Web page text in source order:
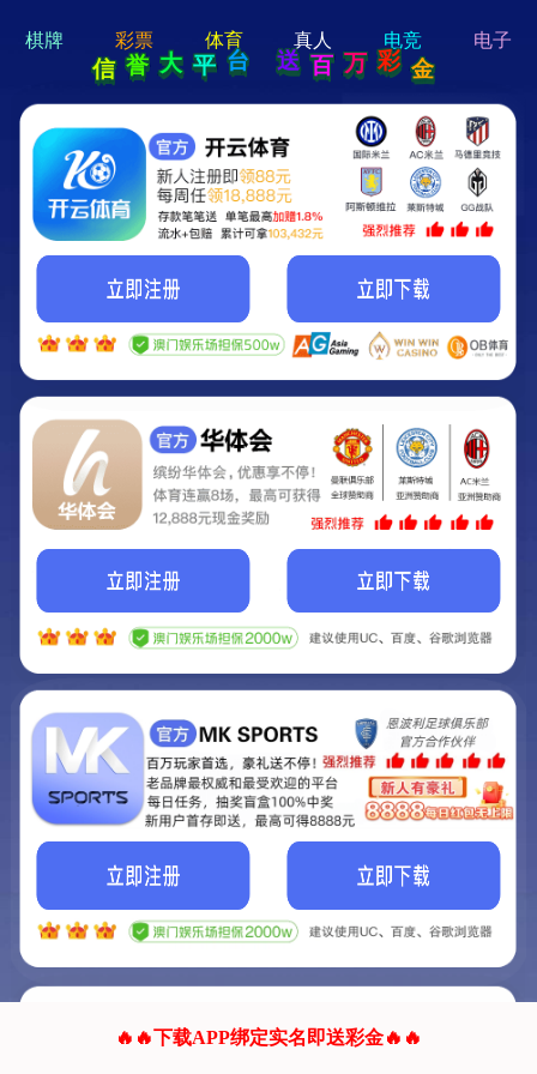
hi 💗
Hey Guys!
我们即将上线啦...
我们的网站正在建设.
它将是非常棒的网站.
联系我们!